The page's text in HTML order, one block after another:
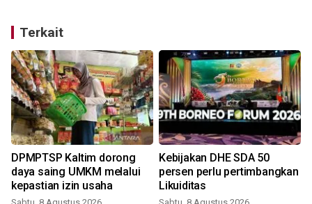
Terkait
DPMPTSP Kaltim dorong
daya saing UMKM melalui
kepastian izin usaha
Kebijakan DHE SDA 50
persen perlu pertimbangkan
Likuiditas